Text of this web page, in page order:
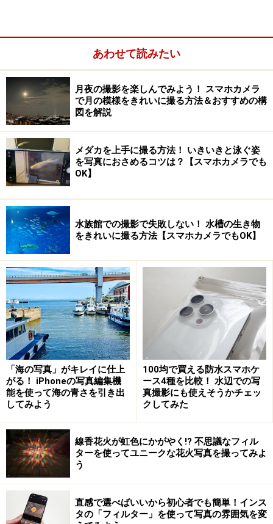
スをご紹介しましょう。
最初は観光地で風景と人物を効率よく撮るときのポイン
トを次のページで！
※記事内容は執筆時点のものです。最新の内容をご確認くださ
い。
あわせて読みたい
月夜の撮影を楽しんでみよう！ スマホカメラ
で月の模様をきれいに撮る方法＆おすすめの構
図を解説
メダカを上手に撮る方法！ いきいきと泳ぐ姿
を写真におさめるコツは？【スマホカメラでも
OK】
水族館での撮影で失敗しない！ 水槽の生き物
をきれいに撮る方法【スマホカメラでもOK】
「海の写真」がキレイに仕上
がる！ iPhoneの写真編集機
能を使って海の青さを引き出
してみよう
100均で買える防水スマホケ
ース4種を比較！ 水辺での写
真撮影にも使えそうかチェッ
クしてみた
線香花火が虹色にかがやく!? 不思議なフィル
ターを使ってユニークな花火写真を撮ってみよ
う
直感で選べばいいから初心者でも簡単！インス
タの「フィルター」を使って写真の雰囲気を変